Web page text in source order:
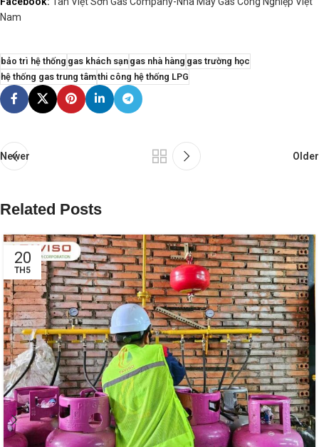
Nam
bảo trì hệ thống gas khách sạngas nhà hàng gas trường học
hệ thống gas trung tâmthi công hệ thống LPG
Newer Older
Related Posts
20
TH5